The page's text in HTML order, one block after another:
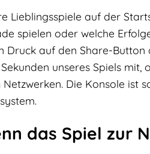
Lieblingsspiele auf der
spielen oder welche
Druck auf den Share-
unseres Spiels mit,
Die Konsole ist
das Spiel zur